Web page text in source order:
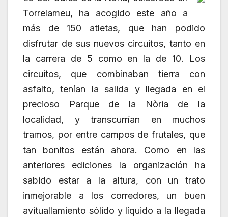
Torrelameu, ha acogido este año a
más de 150 atletas, que han podido
disfrutar de sus nuevos circuitos, tanto en
la carrera de 5 como en la de 10. Los
circuitos, que combinaban tierra con
asfalto, tenían la salida y llegada en el
precioso Parque de la Nòria de la
localidad, y transcurrían en muchos
tramos, por entre campos de frutales, que
tan bonitos están ahora. Como en las
anteriores ediciones la organización ha
sabido estar a la altura, con un trato
inmejorable a los corredores, un buen
avituallamiento sólido y líquido a la llegada